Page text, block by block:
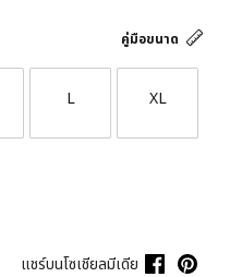
คู่มือขนาด
L XL
แชร์บนโซเชียลมีเดีย